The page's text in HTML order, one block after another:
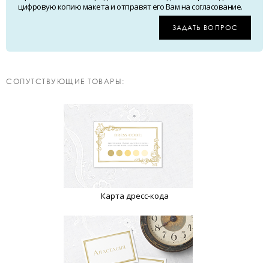
цифровую копию макета и отправят его Вам на согласование.
ЗАДАТЬ ВОПРОС
CОПУТСТВУЮЩИЕ ТОВАРЫ:
Карта дресс-кода